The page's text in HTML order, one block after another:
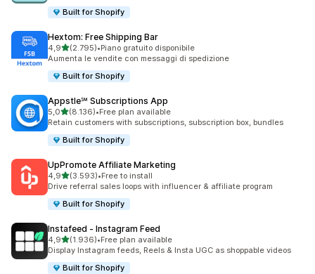
Built for Shopify
Hextom: Free Shipping Bar
4,9stelle su 5
(2.795)
2795 recensioni totali
•Piano gratuito disponibile
Aumenta le vendite con messaggi di spedizione
Built for Shopify
Appstle℠ Subscriptions App
5,0stelle su 5
(8.136)
8136 recensioni totali
•Free plan available
Retain customers with subscriptions, subscription box, bundles
Built for Shopify
UpPromote Affiliate Marketing
4,9stelle su 5
(3.593)
3593 recensioni totali
•Free to install
Drive referral sales loops with influencer & affiliate program
Built for Shopify
Instafeed ‑ Instagram Feed
4,9stelle su 5
(1.936)
1936 recensioni totali
•Free plan available
Display Instagram feeds, Reels & Insta UGC as shoppable videos
Built for Shopify